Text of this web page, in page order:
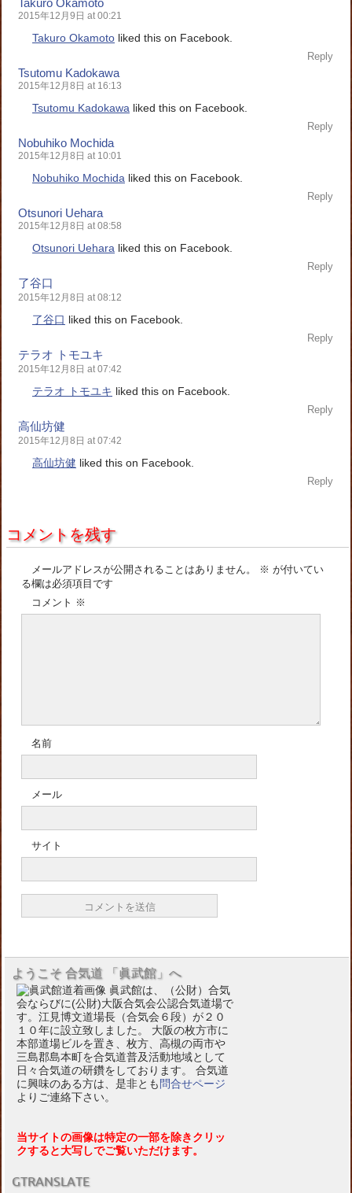
Takuro Okamoto
2015年12月9日 at 00:21
Takuro Okamoto liked this on Facebook.
Reply
Tsutomu Kadokawa
2015年12月8日 at 16:13
Tsutomu Kadokawa liked this on Facebook.
Reply
Nobuhiko Mochida
2015年12月8日 at 10:01
Nobuhiko Mochida liked this on Facebook.
Reply
Otsunori Uehara
2015年12月8日 at 08:58
Otsunori Uehara liked this on Facebook.
Reply
了谷口
2015年12月8日 at 08:12
了谷口 liked this on Facebook.
Reply
テラオ トモユキ
2015年12月8日 at 07:42
テラオ トモユキ liked this on Facebook.
Reply
高仙坊健
2015年12月8日 at 07:42
高仙坊健 liked this on Facebook.
Reply
コメントを残す
メールアドレスが公開されることはありません。 ※ が付いてい
る欄は必須項目です
コメント ※
名前
メール
サイト
ようこそ 合気道 「眞武館」へ
眞武館は、（公財）合気
会ならびに(公財)大阪合気会公認合気道場で
す。江見博文道場長（合気会６段）が２０
１０年に設立致しました。 大阪の枚方市に
本部道場ビルを置き、枚方、高槻の両市や
三島郡島本町を合気道普及活動地域として
日々合気道の研鑽をしております。 合気道
に興味のある方は、是非とも 問合せページ
よりご連絡下さい。
当サイトの画像は特定の一部を除きクリッ
クすると大写しでご覧いただけます。
GTRANSLATE